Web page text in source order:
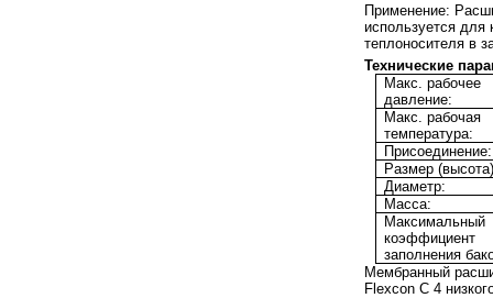
Применение:
используется для
теплоносителя в
Технические
Макс. рабочее
давление:
Макс. рабочая
температура:
Присоединение:
Размер
Диаметр:
Масса:
Максимальный
коэффициент
заполнения
Мембранный
Flexcon C 4